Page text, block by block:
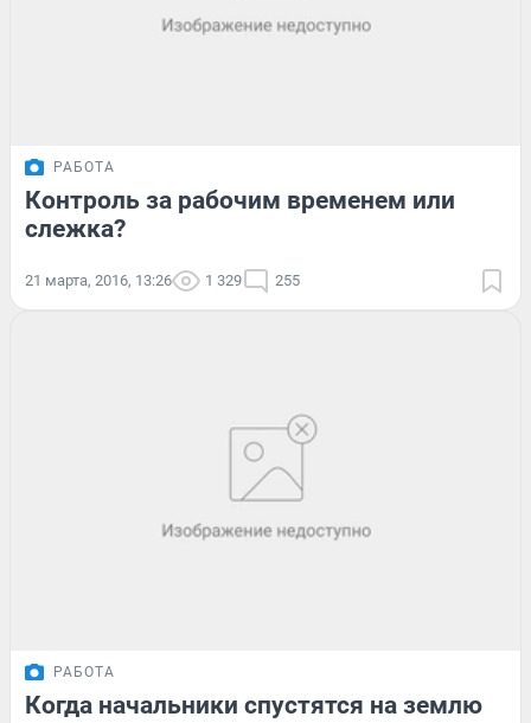
РАБОТА
Контроль за рабочим временем или
слежка?
21 марта, 2016, 13:26 1 329 255
РАБОТА
Когда начальники спустятся на землю